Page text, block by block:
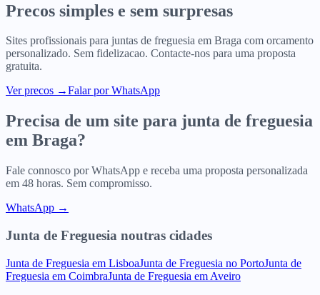
Precos simples e sem surpresas
Sites profissionais para juntas de freguesia em Braga com orcamento
personalizado. Sem fidelizacao. Contacte-nos para uma proposta
gratuita.
Ver precos →Falar por WhatsApp
Precisa de um site para junta de freguesia
em Braga?
Fale connosco por WhatsApp e receba uma proposta personalizada
em 48 horas. Sem compromisso.
WhatsApp →
Junta de Freguesia noutras cidades
Junta de Freguesia em LisboaJunta de Freguesia no PortoJunta de
Freguesia em CoimbraJunta de Freguesia em Aveiro